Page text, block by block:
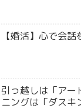
【婚活】心で会
引っ越しは「アー
ニングは「ダスキ